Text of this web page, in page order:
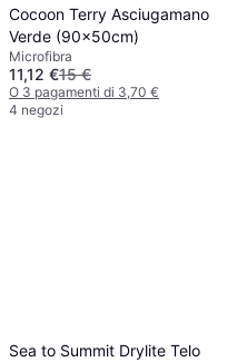
Cocoon Terry Asciugamano
Verde (90x50cm)
Microfibra
11,12 €15 €
O 3 pagamenti di 3,70 €
4 negozi
Sea to Summit Drylite Telo